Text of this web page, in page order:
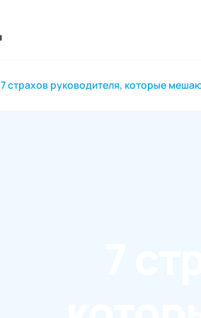
7 страхов руководителя, которые